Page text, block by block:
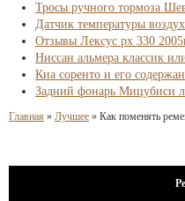
Тросы ручного тормоза
Датчик температуры
Отзывы Лексус рх 330
Ниссан альмера классик
Киа соренто и его
Задний фонарь Мицубиси
Главная » Лучшее » Как поменять